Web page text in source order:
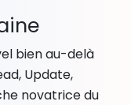
bien au-delà
Update,
novatrice du